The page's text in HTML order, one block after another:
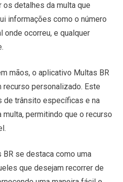
detalhes da multa que
informações como o número
onde ocorreu, e qualquer
mãos, o aplicativo Multas BR
recurso personalizado. Este
de trânsito específicas e na
multa, permitindo que o recurso
se destaca como uma
que desejam recorrer de